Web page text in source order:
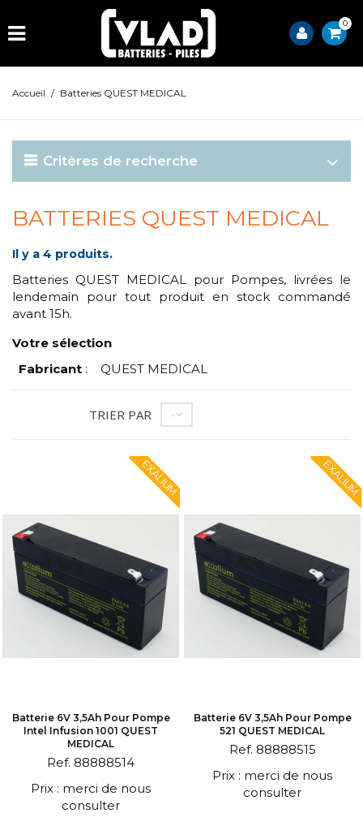
0
Accueil / Batteries QUEST MEDICAL
Critères de recherche
BATTERIES QUEST MEDICAL
Il y a 4 produits.
Batteries QUEST MEDICAL pour Pompes, livrées le
lendemain pour tout produit en stock commandé
avant 15h.
Votre sélection
Fabricant : QUEST MEDICAL
TRIER PAR --
EXALIUM
Batterie 6V 3,5Ah Pour Pompe
Intel Infusion 1001 QUEST
MEDICAL
Ref. 88888514
Prix : merci de nous
consulter
EXALIUM
Batterie 6V 3,5Ah Pour Pompe
521 QUEST MEDICAL
Ref. 88888515
Prix : merci de nous
consulter